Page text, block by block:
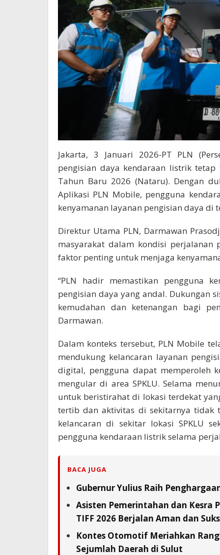
Jakarta, 3 Januari 2026-PT PLN
pengisian daya kendaraan listrik
Tahun Baru 2026 (Nataru). Dengan
Aplikasi PLN Mobile, pengguna
kenyamanan layanan pengisian daya di
Direktur Utama PLN, Darmawan
masyarakat dalam kondisi perjalanan
faktor penting untuk menjaga
“PLN hadir memastikan pengguna
pengisian daya yang andal. Dukungan
kemudahan dan ketenangan bagi
Darmawan.
Dalam konteks tersebut, PLN Mobile
mendukung kelancaran layanan
digital, pengguna dapat memperoleh
mengular di area SPKLU. Selama
untuk beristirahat di lokasi terdekat
tertib dan aktivitas di sekitarnya tidak
kelancaran di sekitar lokasi SPKLU
pengguna kendaraan listrik selama
BACA JUGA
Gubernur Yulius Raih
Asisten Pemerintahan dan Kesra
TIFF 2026 Berjalan Aman dan
Kontes Otomotif Meriahkan
Sejumlah Daerah di Sulut